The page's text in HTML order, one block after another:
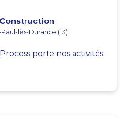
lès-Durance (13)
porte nos activités